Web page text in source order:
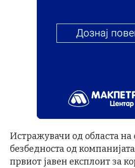
Истражувачи од областа на
безбедноста од
првиот јавен експлоит за